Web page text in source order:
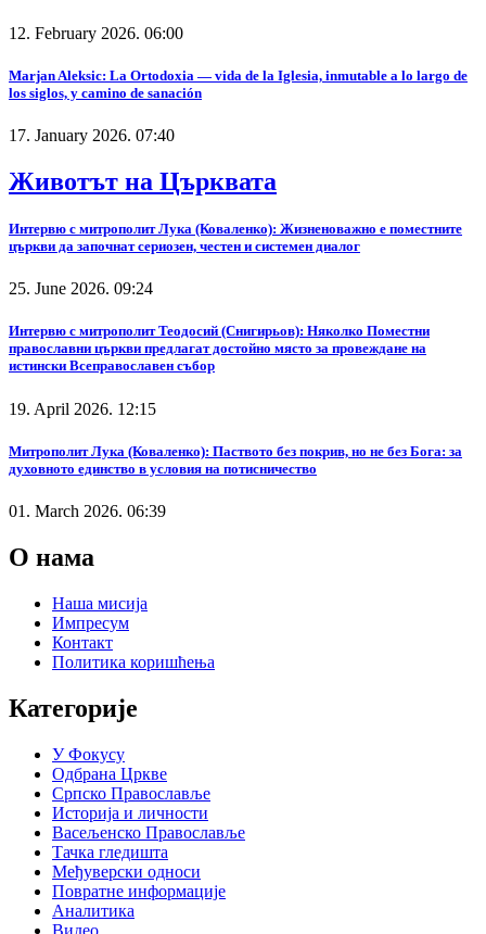
12. February 2026. 06:00
Marjan Aleksic: La Ortodoxia — vida de la Iglesia, inmutable a lo largo de
los siglos, y camino de sanación
17. January 2026. 07:40
Животът на Църквата
Интервю с митрополит Лука (Коваленко): Жизненоважно е поместните
църкви да започнат сериозен, честен и системен диалог
25. June 2026. 09:24
Интервю с митрополит Теодосий (Снигирьов): Няколко Поместни
православни църкви предлагат достойно място за провеждане на
истински Всеправославен събор
19. April 2026. 12:15
Митрополит Лука (Коваленко): Паството без покрив, но не без Бога: за
духовното единство в условия на потисничество
01. March 2026. 06:39
О нама
Наша мисија
Импресум
Контакт
Политика коришћења
Категорије
У Фокусу
Одбрана Цркве
Српско Православље
Историја и личности
Васељенско Православље
Тачка гледишта
Међуверски односи
Повратне информације
Аналитика
Видео